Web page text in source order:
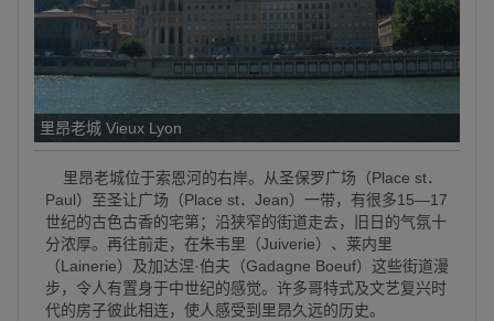
里昂老城 Vieux Lyon
里昂老城位于索恩河的右岸。从圣保罗广场（Place st．
Paul）至圣让广场（Place st．Jean）一带，有很多15—17
世纪的古色古香的宅第；沿狭窄的街道走去，旧日的气氛十
分浓厚。再往前走，在朱韦里（Juiverie）、莱内里
（Lainerie）及加达涅·伯夫（Gadagne Boeuf）这些街道漫
步，令人有置身于中世纪的感觉。许多哥特式及文艺复兴时
代的房子彼此相连，使人感受到里昂久远的历史。